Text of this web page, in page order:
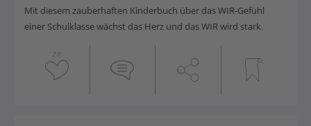
Mit diesem zauberhaften Kinderbuch über das WIR-Gefühl
einer Schulklasse wächst das Herz und das WIR wird stark.
20